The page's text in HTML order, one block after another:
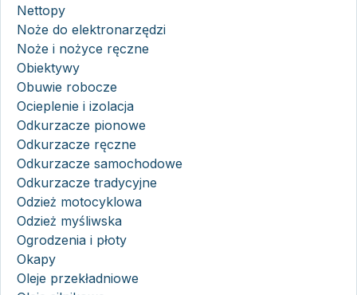
Nettopy
Noże do elektronarzędzi
Noże i nożyce ręczne
Obiektywy
Obuwie robocze
Ocieplenie i izolacja
Odkurzacze pionowe
Odkurzacze ręczne
Odkurzacze samochodowe
Odkurzacze tradycyjne
Odzież motocyklowa
Odzież myśliwska
Ogrodzenia i płoty
Okapy
Oleje przekładniowe